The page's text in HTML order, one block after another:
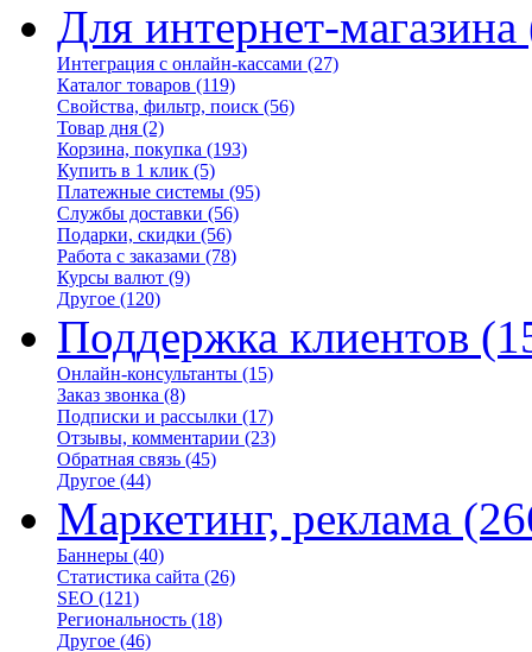
Для интернет-магазина
Интеграция с онлайн-кассами (27)
Каталог товаров (119)
Свойства, фильтр, поиск (56)
Товар дня (2)
Корзина, покупка (193)
Купить в 1 клик (5)
Платежные системы (95)
Службы доставки (56)
Подарки, скидки (56)
Работа с заказами (78)
Курсы валют (9)
Другое (120)
Поддержка клиентов
Онлайн-консультанты (15)
Заказ звонка (8)
Подписки и рассылки (17)
Отзывы, комментарии (23)
Обратная связь (45)
Другое (44)
Маркетинг, реклама
Баннеры (40)
Статистика сайта (26)
SEO (121)
Региональность (18)
Другое (46)